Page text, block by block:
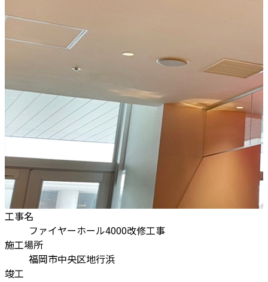
工事名
ファイヤーホール4000改修工事
施工場所
福岡市中央区地行浜
竣工